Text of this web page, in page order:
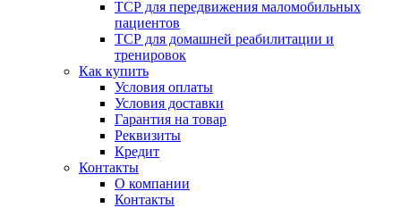
ТСР для передвижения маломобильных
пациентов
ТСР для домашней реабилитации и
тренировок
Как купить
Условия оплаты
Условия доставки
Гарантия на товар
Реквизиты
Кредит
Контакты
О компании
Контакты